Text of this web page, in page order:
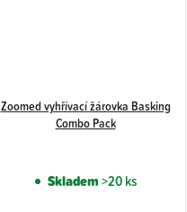
Zoomed vyhřívací žárovka Basking
Combo Pack
Skladem>20 ks